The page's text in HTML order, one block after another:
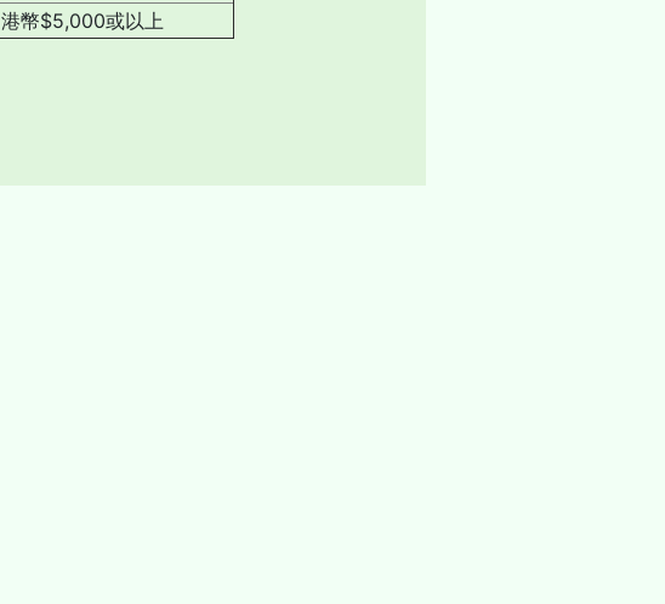
港幣$5,000或以上